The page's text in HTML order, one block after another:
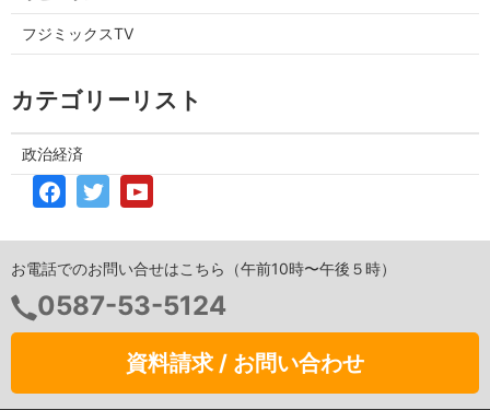
フジミックスTV
カテゴリーリスト
政治経済
お電話でのお問い合せはこちら（午前10時〜午後５時）
0587-53-5124
資料請求 / お問い合わせ